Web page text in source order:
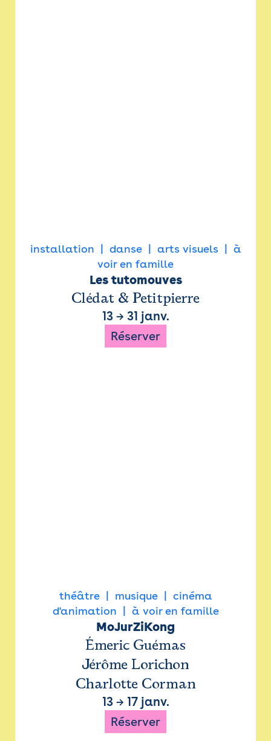
installation danse arts visuels
à
voir en famille
Les tutomouves
Clédat & Petitpierre
13→ 31 janv.
Réserver
théâtre musique
cinéma
d'animation
à voir en famille
MoJurZiKong
Émeric Guémas
Jérôme Lorichon
Charlotte Corman
13→ 17 janv.
Réserver